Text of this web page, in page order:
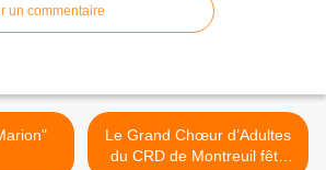
un commentaire
Le Grand Chœur d’Adultes
du CRD de Montreuil fête